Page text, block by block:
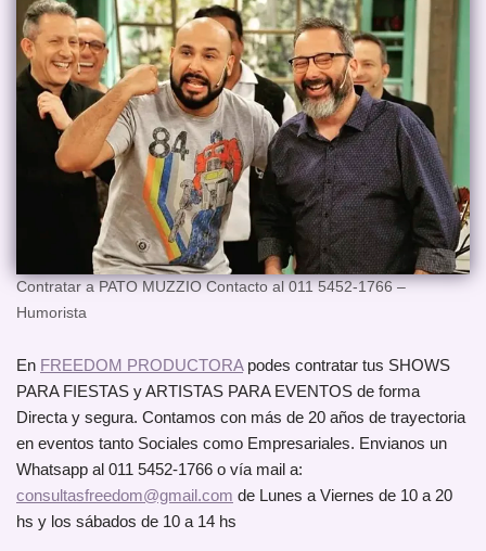
Contratar a PATO MUZZIO Contacto al 011 5452-1766 –
Humorista
En FREEDOM PRODUCTORApodes contratar tus SHOWS
PARA FIESTAS y ARTISTAS PARA EVENTOS de forma
Directa y segura. Contamos con más de 20 años de trayectoria
en eventos tanto Sociales como Empresariales. Envianos un
Whatsapp al 011 5452-1766 o vía mail a:
consultasfreedom@gmail.com de Lunes a Viernes de 10 a 20
hs y los sábados de 10 a 14 hs